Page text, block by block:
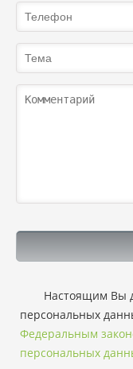
Настоящим Вы
персональных
Федеральным
персональных